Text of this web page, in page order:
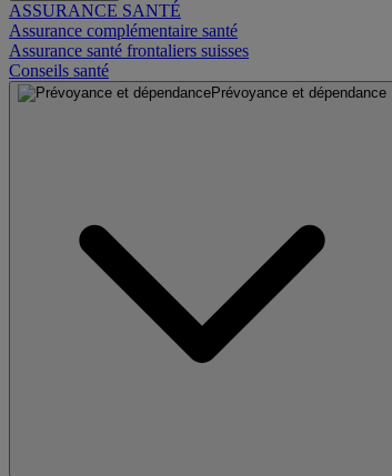
ASSURANCE SANTÉ
Assurance complémentaire santé
Assurance santé frontaliers suisses
Conseils santé
Prévoyance et dépendance